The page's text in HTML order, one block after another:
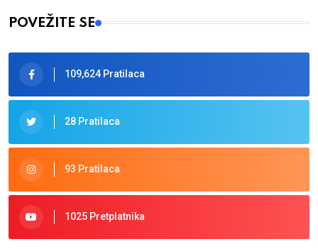
POVEŽITE SE
109,624 Pratilaca
28 Pratilaca
93 Pratilaca
1025 Pretplatnika